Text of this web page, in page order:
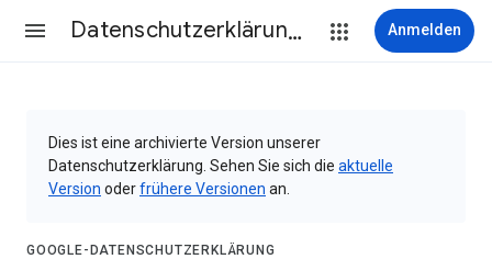
Datenschutzerklärung & Nutzungsbedingungen Anmelden
Dies ist eine archivierte Version unserer
Datenschutzerklärung. Sehen Sie sich die aktuelle
Version oderfrühere Versionen an.
GOOGLE-DATENSCHUTZERKLÄRUNG